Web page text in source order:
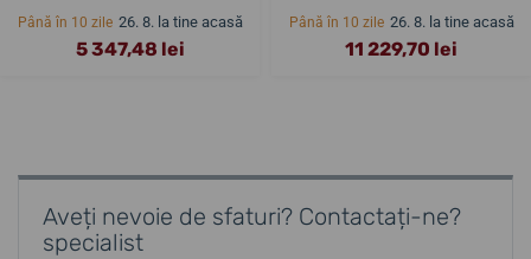
Până în 10 zile 26. 8. la tine acasă
5 347,48 lei
Până în 10 zile 26. 8. la tine acasă
11 229,70 lei
Aveți nevoie de sfaturi? Contactați-ne?
specialist